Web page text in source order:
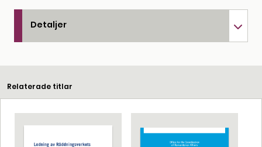
Detaljer
Relaterade titlar